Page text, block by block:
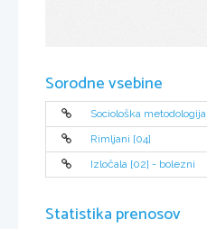
Sorodne vsebine
Sociološka metodologija
Rimljani [04]
Izločala [02] - bolezni
Statistika prenosov